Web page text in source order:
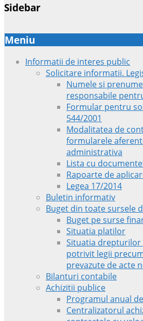
Sidebar
Meniu
Informatii de interes public
Solicitare informatii.
Numele si
responsabile
Formular pentru
544/2001
Modalitatea de
formularele
administrativa
Lista cu
Rapoarte de
Legea 17/2014
Buletin informativ
Buget din toate sursele
Buget pe surse
Situatia platilor
Situatia drepturilor
potrivit legii
prevazute de acte
Bilanturi contabile
Achizitii publice
Programul anual
Centralizatorul